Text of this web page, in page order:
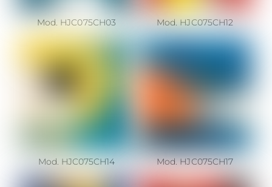
Mod. HJC075CH03 Mod. HJC075CH12
Mod. HJC075CH14 Mod. HJC075CH17